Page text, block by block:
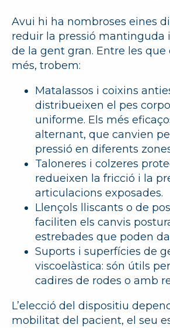
Avui hi ha nombroses eines
reduir la pressió mantinguda
de la gent gran. Entre les que
més, trobem:
Matalassos i coixins
distribueixen el pes
uniforme. Els més
alternant, que canvien
pressió en diferents
Taloneres i colzeres
redueixen la fricció i la
articulacions exposades.
Llençols lliscants o de
faciliten els canvis
estrebades que poden
Suports i superfícies de
viscoelàstica: són útils
cadires de rodes o amb
L’elecció del dispositiu
mobilitat del pacient, el seu